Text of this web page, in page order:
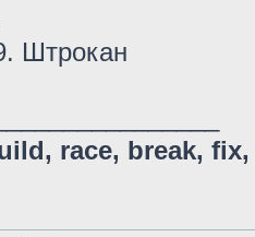
Штрокан
race, break, fix,